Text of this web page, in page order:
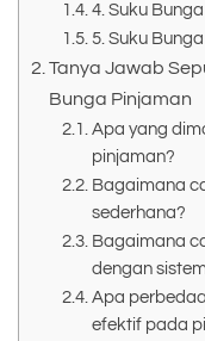
4. Suku
5. Suku
Tanya Jawab
Bunga Pinjaman
Apa yang
pinjaman?
Bagaimana
sederhana?
Bagaimana
dengan
Apa
efektif pada